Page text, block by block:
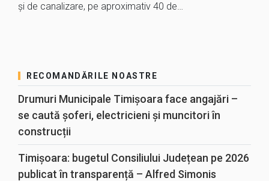
şi de canalizare, pe aproximativ 40 de…
RECOMANDĂRILE NOASTRE
Drumuri Municipale Timișoara face angajări –
se caută șoferi, electricieni și muncitori în
construcții
Timișoara: bugetul Consiliului Județean pe 2026
publicat în transparență – Alfred Simonis